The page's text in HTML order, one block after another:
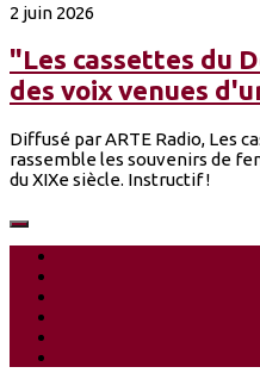
2 juin 2026
"Les cassettes du
des voix venues
Diffusé par ARTE Radio, Les
rassemble les souvenirs de
du XIXe siècle. Instructif !